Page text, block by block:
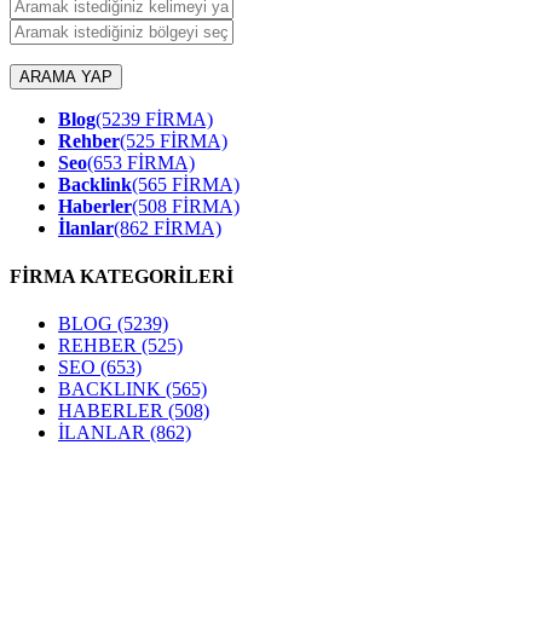
ARAMA YAP
Blog(5239 FİRMA)
Rehber(525 FİRMA)
Seo(653 FİRMA)
Backlink(565 FİRMA)
Haberler(508 FİRMA)
İlanlar(862 FİRMA)
FİRMA KATEGORİLERİ
BLOG (5239)
REHBER (525)
SEO (653)
BACKLINK (565)
HABERLER (508)
İLANLAR (862)